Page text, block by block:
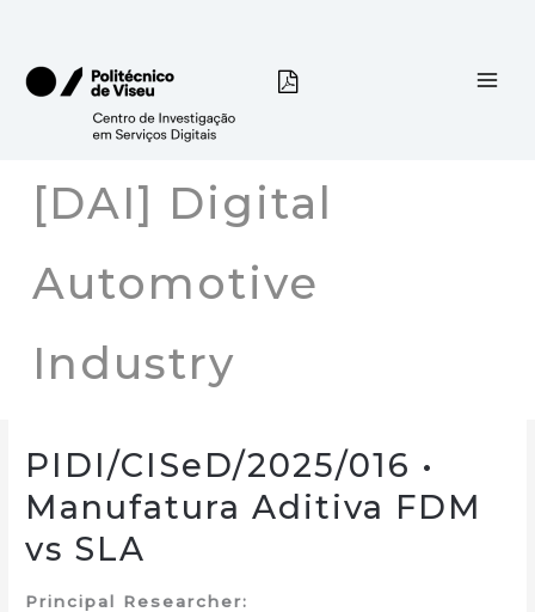
content
[DAI] Digital
Automotive
Industry
PIDI/CISeD/2025/016 •
Manufatura Aditiva FDM
vs SLA
Principal Researcher: